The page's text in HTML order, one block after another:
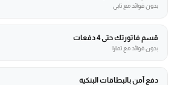
بدون فوائد مع تابي
قسم فاتورتك حتى 4 دفعات
بدون فوائد مع تمارا
دفع آمن بالبطاقات البنكية